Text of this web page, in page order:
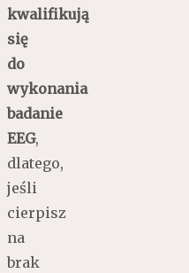
kwalifikują
się
do
wykonania
badanie
EEG,
dlatego,
jeśli
cierpisz
na
brak